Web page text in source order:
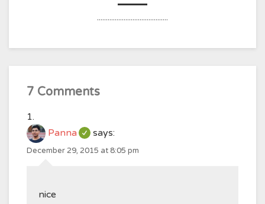
........................................
7 Comments
Panna says:
December 29, 2015 at 8:05 pm
nice